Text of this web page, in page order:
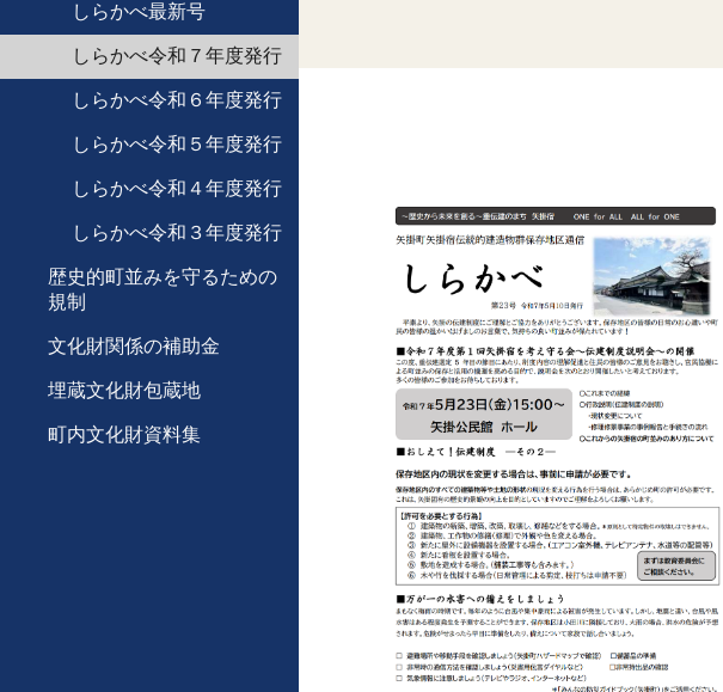
しらかべ最新号
しらかべ令和７年度発行
しらかべ令和６年度発行
しらかべ令和５年度発行
しらかべ令和４年度発行
しらかべ令和３年度発行
歴史的町並みを守るための
規制
文化財関係の補助金
埋蔵文化財包蔵地
町内文化財資料集